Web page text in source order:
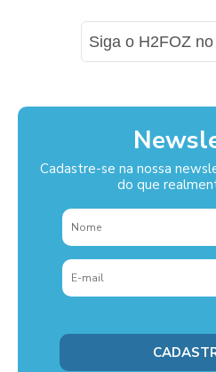
Siga o H2FOZ no
Cadastre-se na nossa
do que